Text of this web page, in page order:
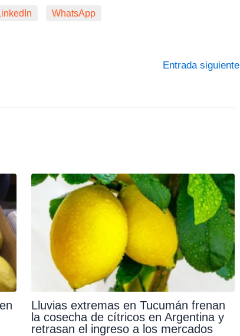
WhatsApp
Entrada siguiente
Lluvias extremas en Tucumán frenan
la cosecha de cítricos en Argentina y
retrasan el ingreso a los mercados